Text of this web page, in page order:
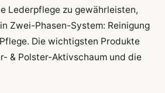
Lederpflege zu gewährleisten,
Zwei-Phasen-System: Reinigung
Die wichtigsten Produkte
& Polster-Aktivschaum und die